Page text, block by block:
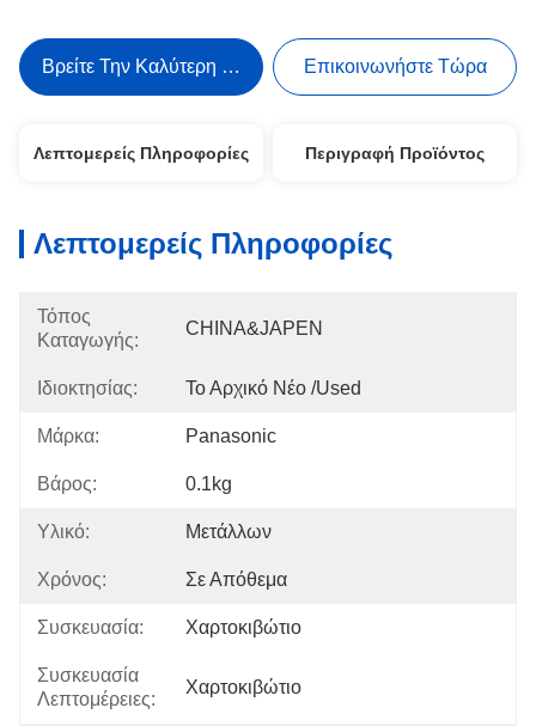
Βρείτε Την Καλύτερη Τιμή Επικοινωνήστε Τώρα
Λεπτομερείς Πληροφορίες Περιγραφή Προϊόντος
Λεπτομερείς Πληροφορίες
Τόπος
Καταγωγής:
CHINA&JAPEN
Ιδιοκτησίας: Το Αρχικό Νέο /used
Μάρκα: Panasonic
Βάρος: 0.1kg
Υλικό: Μετάλλων
Χρόνος: Σε Απόθεμα
Συσκευασία: Χαρτοκιβώτιο
Συσκευασία
Λεπτομέρειες:
Χαρτοκιβώτιο